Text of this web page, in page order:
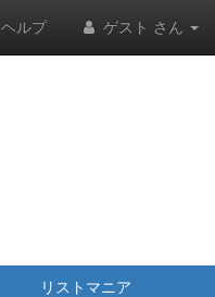
ヘルプ ゲスト さん
リストマニア